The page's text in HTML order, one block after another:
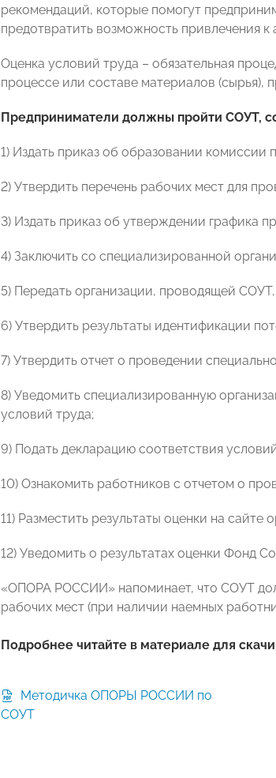
рекомендаций, которые помогут
предотвратить возможность привлечения
Оценка условий труда – обязательная
процессе или составе материалов (сырья),
Предприниматели должны пройти СОУТ,
1) Издать приказ об образовании
2) Утвердить перечень рабочих мест для
3) Издать приказ об утверждении графика
4) Заключить со специализированной
5) Передать организации, проводящей
6) Утвердить результаты идентификации
7) Утвердить отчет о проведении
8) Уведомить специализированную
условий труда;
9) Подать декларацию соответствия
10) Ознакомить работников с отчетом о
11) Разместить результаты оценки на сайте
12) Уведомить о результатах оценки Фонд
«ОПОРА РОССИИ» напоминает, что СОУТ
рабочих мест (при наличии наемных
Подробнее читайте в материале для
СОУТ